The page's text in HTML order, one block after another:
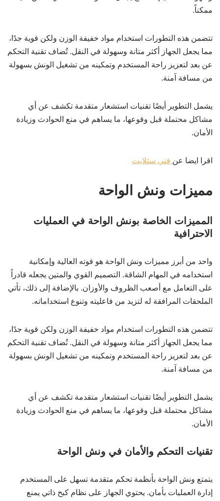
ممكناً.
تتضمن هذه التطورات استخدام مواد خفيفة الوزن ولكن قوية جدًا،
مما يجعل الجهاز أكثر متانة وسهولة في النقل. تُضاف تقنية التحكم
عن بعد لتعزيز راحة المستخدم وتمكينه من تشغيل الونش بسهولة
من مسافة آمنة.
يشمل التطوير أيضًا تقنيات استشعار متقدمة تكشف عن أي
مشاكل محتملة قبل وقوعها، ما يساهم في منع الحوادث وزيادة
الأمان.
اقرا ايضا عن فني ستلايت
مميزات ونش الواحة
المميزات الخاصة بونش الواحة في العمليات
الاحترافية
واحد من أبرز مميزات ونش الواحة هو قوته العالية وإمكانية
استخدامه في المهام الشاقة. التصميم القوي والمتين يجعله قادراً
على التعامل مع أصعب الظروف والأوزان. بالإضافة إلى ذلك، تأتي
الملحقات المرافقة له لتزيد من فاعليته وتنوع استخداماته.
تتضمن هذه التطورات استخدام مواد خفيفة الوزن ولكن قوية جدًا،
مما يجعل الجهاز أكثر متانة وسهولة في النقل. تُضاف تقنية التحكم
عن بعد لتعزيز راحة المستخدم وتمكينه من تشغيل الونش بسهولة
من مسافة آمنة.
يشمل التطوير أيضًا تقنيات استشعار متقدمة تكشف عن أي
مشاكل محتملة قبل وقوعها، ما يساهم في منع الحوادث وزيادة
الأمان.
تقنيات التحكم والأمان في ونش الواحة
يتمتع ونش الواحة بأنظمة تحكم متقدمة تسهل على المستخدم
إدارة العمليات بأمان. يحتوي الجهاز على نظام كبح ذاتي يمنع